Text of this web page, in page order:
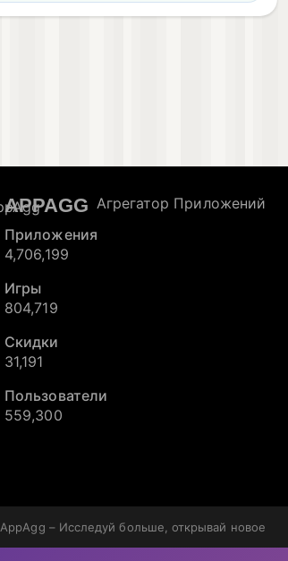
APPAGG Агрегатор Приложений
Приложения
4,706,199
Игры
804,719
Скидки
31,191
Пользователи
559,300
AppAgg – Исследуй больше, открывай новое